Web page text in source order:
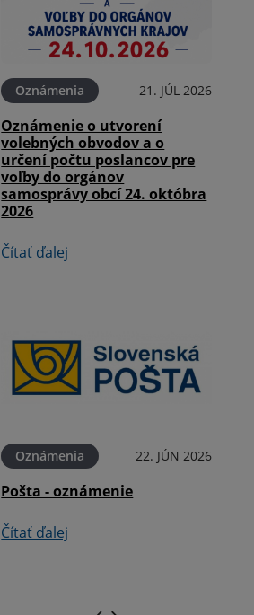
Oznámenia 21. JÚL 2026
Oznámenie o utvorení
volebných obvodov a o
určení počtu poslancov pre
voľby do orgánov
samosprávy obcí 24. októbra
2026
Čítať ďalej
Oznámenia 22. JÚN 2026
Pošta - oznámenie
Čítať ďalej